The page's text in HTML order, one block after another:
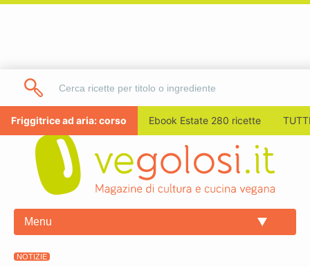
Friggitrice ad aria: corso Ebook Estate 280 ricette
Menu
NOTIZIE